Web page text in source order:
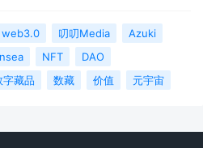
web3.0 叨叨Media
Azuki
NFT
DAO
字藏品 数藏 价值 元宇宙